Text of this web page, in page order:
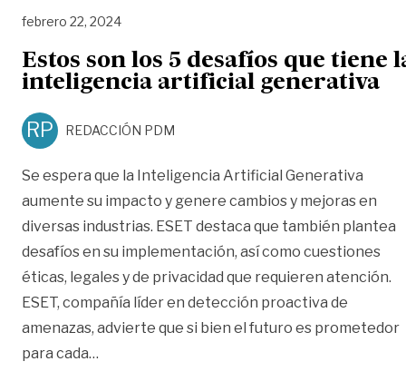
febrero 22, 2024
Estos son los 5 desafíos que tiene
inteligencia artificial generativa
RP REDACCIÓN PDM
Se espera que la Inteligencia Artificial Generativa
aumente su impacto y genere cambios y mejoras en
diversas industrias. ESET destaca que también plantea
desafíos en su implementación, así como cuestiones
éticas, legales y de privacidad que requieren atención.
ESET, compañía líder en detección proactiva de
amenazas, advierte que si bien el futuro es prometedor
para cada…